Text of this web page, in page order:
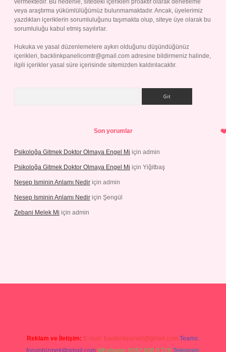
vermektedir. Bu nedenle, sitedeki içerikleri proaktif olarak denetleme
veya araştırma yükümlülüğümüz bulunmamaktadır. Ancak, üyelerimiz
yazdıkları içeriklerin sorumluluğunu taşımakta olup, siteye üye olarak bu
sorumluluğu kabul etmiş sayılırlar.
Hukuka ve yasal düzenlemelere aykırı olduğunu düşündüğünüz
içerikleri, backlinkpanelicomtr@gmail.com adresine bildirmeniz halinde,
ilgili içerikler yasal süre içerisinde sitemizden kaldırılacaktır.
Son yorumlar
Psikoloğa Gitmek Doktor Olmaya Engel Mi için admin
Psikoloğa Gitmek Doktor Olmaya Engel Mi için Yiğitbaş
Nesep Isminin Anlamı Nedir için admin
Nesep Isminin Anlamı Nedir için Şengül
Zebani Melek Mi için admin
Reklam ve İletişim: E-mail: backlinkpaneli@gmail.com Teams:
forumhizmeti@gmail.com Whatsapp: 0262 606 0 726 Telegram: